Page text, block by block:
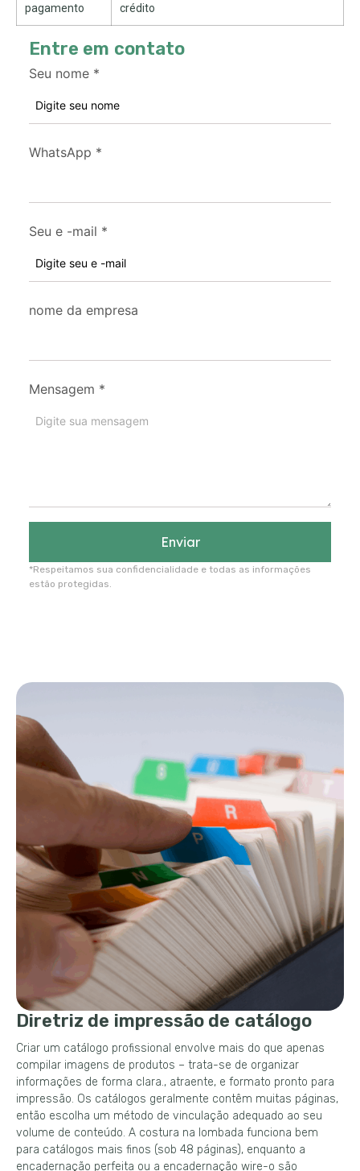
pagamento
crédito
Entre em contato
Seu nome *
WhatsApp *
Seu e -mail *
nome da empresa
Mensagem *
Enviar
*Respeitamos sua confidencialidade e todas as informações
estão protegidas.
Diretriz de impressão de catálogo
Criar um catálogo profissional envolve mais do que apenas
compilar imagens de produtos – trata-se de organizar
informações de forma clara., atraente, e formato pronto para
impressão. Os catálogos geralmente contêm muitas páginas,
então escolha um método de vinculação adequado ao seu
volume de conteúdo. A costura na lombada funciona bem
para catálogos mais finos (sob 48 páginas), enquanto a
encadernação perfeita ou a encadernação wire-o são